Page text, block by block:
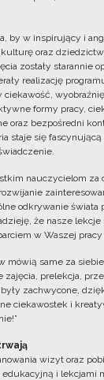
by w inspirujący i
oraz
zostały starannie
realizację
ciekawość,
formy pracy,
oraz bezpośredni
staje się
nauczycielom za
odkrywanie świata
że nasze
w Waszej
mówią same za
zajęcia, prelekcja,
zachwycone,
ciekawostek i
wizyt oraz
edukacyjną i lekcjami